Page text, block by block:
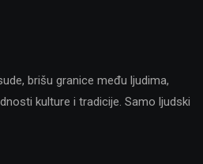
brišu granice među ljudima,
kulture i tradicije. Samo ljudski